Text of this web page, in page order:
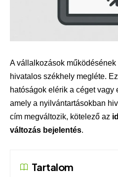
A vállalkozások
hivatalos székhely megléte.
hatóságok elérik a céget vagy
amely a nyilvántartásokban
cím megváltozik, kötelező az
változás bejelentés.
Tartalom